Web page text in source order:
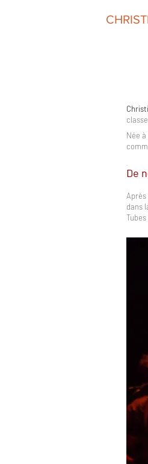
Née
-
De
dans